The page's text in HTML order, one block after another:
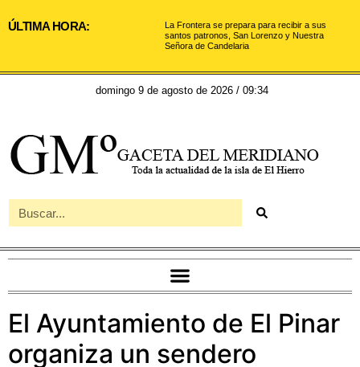
ÚLTIMA HORA:
La Frontera se prepara para recibir a sus
santos patronos, San Lorenzo y Nuestra
Señora de Candelaria
domingo 9 de agosto de 2026 / 09:34
El Ayuntamiento de El Pinar
organiza un sendero